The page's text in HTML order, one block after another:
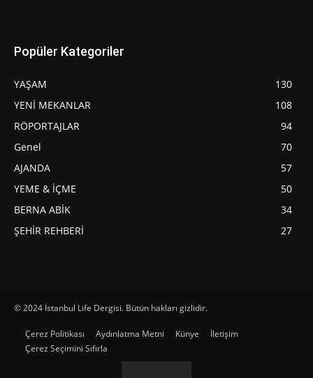
Popüler Kategoriler
YAŞAM
130
YENİ MEKANLAR
108
RÖPORTAJLAR
94
Genel
70
AJANDA
57
YEME & İÇME
50
BERNA ABİK
34
ŞEHİR REHBERİ
27
© 2024 İstanbul Life Dergisi. Bütün hakları gizlidir.
Çerez Politikası Aydınlatma Metni Künye
İletişim
Çerez Seçimini Sıfırla